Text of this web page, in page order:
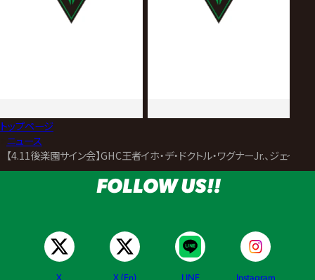
トップページ
ニュース
【4.11後楽園サイン会】GHC王者イホ・デ・ドクトル・ワグナーJr.、ジェイク・
FOLLOW US!!
X X (En) LINE Instagram